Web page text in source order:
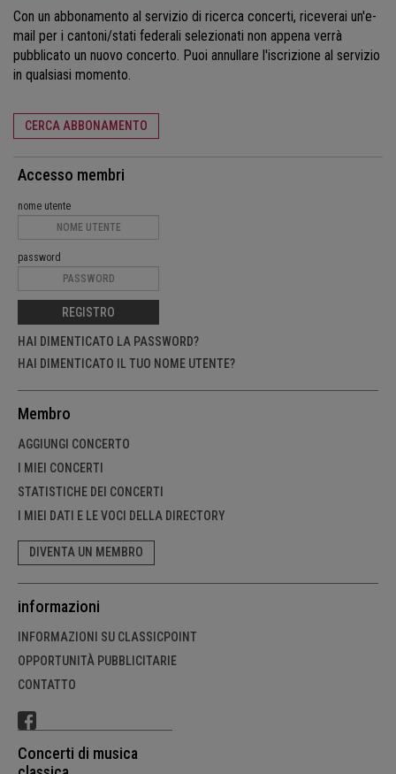
Con un abbonamento al servizio di ricerca concerti, riceverai un'e-
mail per i cantoni/stati federali selezionati non appena verrà
pubblicato un nuovo concerto. Puoi annullare l'iscrizione al servizio
in qualsiasi momento.
CERCA ABBONAMENTO
Accesso membri
nome utente
password
REGISTRO
HAI DIMENTICATO LA PASSWORD?
HAI DIMENTICATO IL TUO NOME UTENTE?
Membro
AGGIUNGI CONCERTO
I MIEI CONCERTI
STATISTICHE DEI CONCERTI
I MIEI DATI E LE VOCI DELLA DIRECTORY
DIVENTA UN MEMBRO
informazioni
INFORMAZIONI SU CLASSICPOINT
OPPORTUNITÀ PUBBLICITARIE
CONTATTO
Concerti di musica